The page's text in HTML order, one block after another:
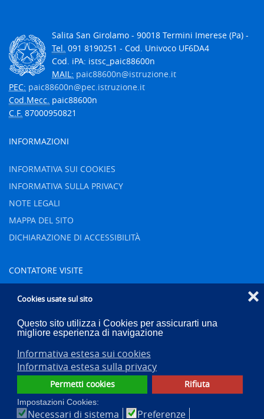
Cookies usate sul sito
Questo sito utilizza i Cookies per assicurarti una
migliore esperienza di navigazione
Informativa estesa sui cookies
Informativa estesa sulla privacy
Permetti cookies Rifiuta
❌
Impostazioni Cookies:
Necessari di sistema Preferenze
Salita San Girolamo - 90018 Termini Imerese (Pa) -
Tel. 091 8190251 - Cod. Univoco UF6DA4
Cod. iPA: istsc_paic88600n
MAIL: paic88600n@istruzione.it
PEC: paic88600n@pec.istruzione.it
Cod.Mecc. paic88600n
C.F. 87000950821
INFORMAZIONI
INFORMATIVA SUI COOKIES
INFORMATIVA SULLA PRIVACY
NOTE LEGALI
MAPPA DEL SITO
DICHIARAZIONE DI ACCESSIBILITÀ
CONTATORE VISITE
Oggi
43
Settimana
Mese
Totale